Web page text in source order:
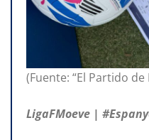
(Fuente: “El Partido de
LigaFMoeve |